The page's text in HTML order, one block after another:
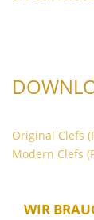
Original Clefs
Modern Clefs
WIR